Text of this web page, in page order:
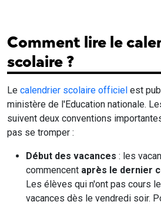
Comment lire le
scolaire ?
Le calendrier scolaire officiel est
ministère de l'Education nationale.
suivent deux conventions
pas se tromper :
Début des vacances : les
commencent après le dernier
Les élèves qui n'ont pas cours
vacances dès le vendredi soir.